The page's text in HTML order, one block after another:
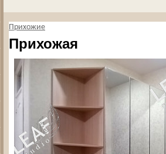
Прихожие
Прихожая